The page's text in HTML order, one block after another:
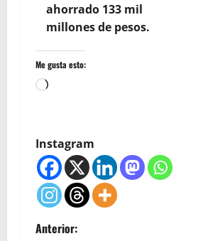
ahorrado 133 mil
millones de pesos.
Me gusta esto:
Cargando...
Instagram
N
Anterior: